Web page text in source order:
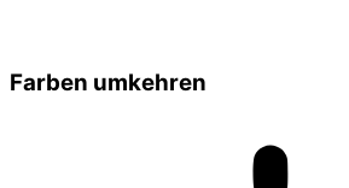
Farben umkehren